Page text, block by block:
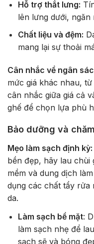
Hỗ trợ thắt lưng:
lên lưng dưới, ngăn
Chất liệu và đệm:
mang lại sự thoải
Cân nhắc về ngân
mức giá khác nhau,
cân nhắc giữa giá cả
ghế để chọn lựa phù
Bảo dưỡng và
Mẹo làm sạch định kỳ:
bền đẹp, hãy lau chùi
mềm và dung dịch
dụng các chất tẩy rửa
da.
Làm sạch bề mặt:
làm sạch nhẹ để
sạch sẽ và bóng